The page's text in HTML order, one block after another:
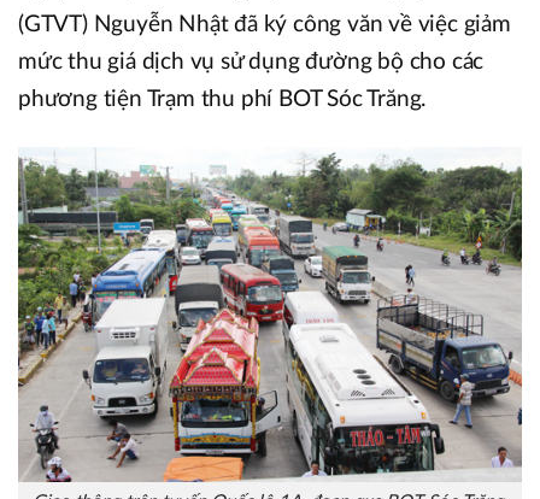
(GTVT) Nguyễn Nhật đã ký công văn về việc giảm
mức thu giá dịch vụ sử dụng đường bộ cho các
phương tiện Trạm thu phí BOT Sóc Trăng.